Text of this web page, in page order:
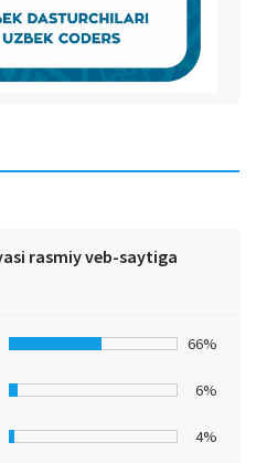
rasmiy veb-saytiga
66%
6%
4%